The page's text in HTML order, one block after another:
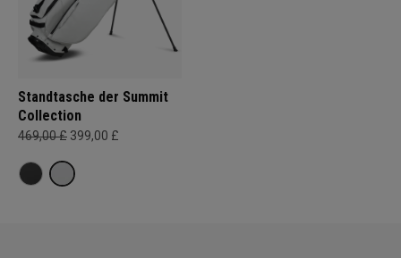
Standtasche der Summit
Collection
469,00 £ 399,00 £